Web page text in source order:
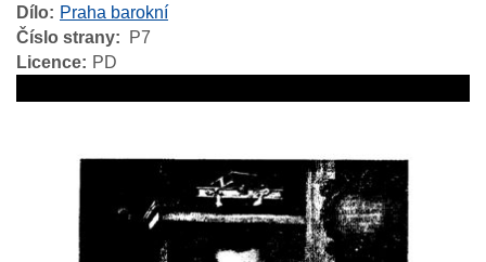
Dílo
Praha barokní
Číslo strany
P7
Licence
PD